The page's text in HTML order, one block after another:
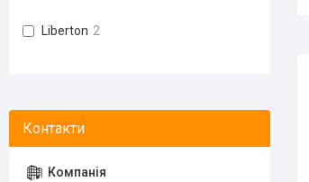
Liberton 2